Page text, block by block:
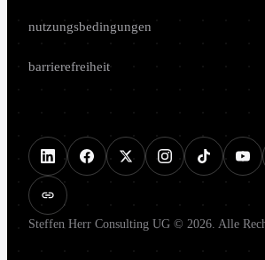
nutzungsbedingungen
barrierefreiheit
Steffen Herr Consulting UG © 2026. Alle